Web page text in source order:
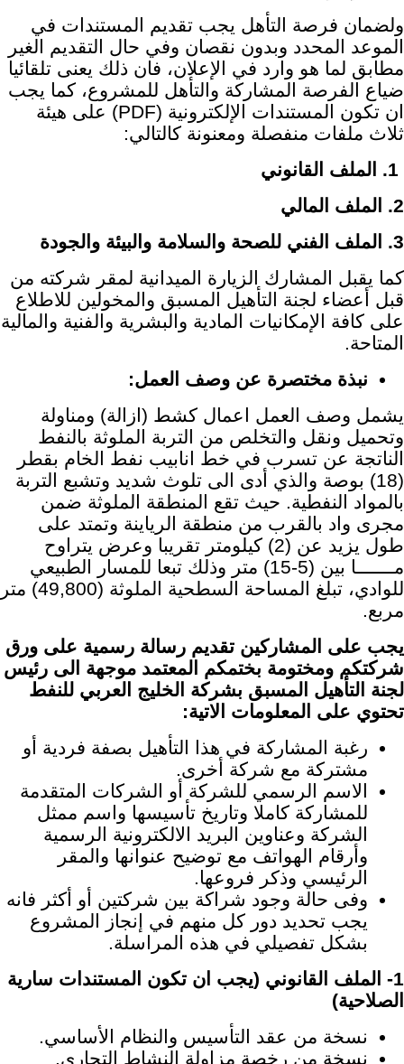
ولضمان فرصة التأهل يجب تقديم المستندات في
الموعد المحدد وبدون نقصان وفي حال التقديم الغير
مطابق لما هو وارد في الإعلان، فان ذلك يعنى تلقائيا
ضياع الفرصة المشاركة والتأهل للمشروع، كما يجب
ان تكون المستندات الإلكترونية (PDF) على هيئة
ثلاث ملفات منفصلة ومعنونة كالتالي:
1. الملف القانوني
2. الملف المالي
3. الملف الفني للصحة والسلامة والبيئة والجودة
كما يقبل المشارك الزيارة الميدانية لمقر شركته من
قبل أعضاء لجنة التأهيل المسبق والمخولين للاطلاع
على كافة الإمكانيات المادية والبشرية والفنية والمالية
المتاحة.
نبذة مختصرة عن وصف العمل:
يشمل وصف العمل اعمال كشط (ازالة) ومناولة
وتحميل ونقل والتخلص من التربة الملوثة بالنفط
الناتجة عن تسرب في خط انابيب نفط الخام بقطر
(18) بوصة والذي أدى الى تلوث شديد وتشبع التربة
بالمواد النفطية. حيث تقع المنطقة الملوثة ضمن
مجرى واد بالقرب من منطقة الرياينة وتمتد على
طول يزيد عن (2) كيلومتر تقريبا وعرض يتراوح
مـــــــا بين (5-15) متر وذلك تبعا للمسار الطبيعي
للوادي، تبلغ المساحة السطحية الملوثة (49,800) متر
مربع.
يجب على المشاركين تقديم رسالة رسمية على ورق
شركتكم ومختومة بختمكم المعتمد موجهة الى رئيس
لجنة التأهيل المسبق بشركة الخليج العربي للنفط
تحتوي على المعلومات الاتية:
رغبة المشاركة في هذا التأهيل بصفة فردية أو
مشتركة مع شركة أخرى.
الاسم الرسمي للشركة أو الشركات المتقدمة
للمشاركة كاملا وتاريخ تأسيسها واسم ممثل
الشركة وعناوين البريد الالكترونية الرسمية
وأرقام الهواتف مع توضيح عنوانها والمقر
الرئيسي وذكر فروعها.
وفى حالة وجود شراكة بين شركتين أو أكثر فانه
يجب تحديد دور كل منهم في إنجاز المشروع
بشكل تفصيلي في هذه المراسلة.
1- الملف القانوني (
يجب ان تكون المستندات سارية
الصلاحية)
نسخة من عقد التأسيس والنظام الأساسي.
نسخة من رخصة مزاولة النشاط التجاري.